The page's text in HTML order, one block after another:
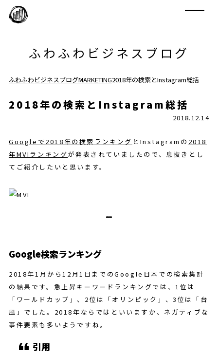
ふわふわビジネスブログ
ふわふわビジネスブログMARKETING2018年の検索とInstagram総括
2018年の検索とInstagram総括
2018.12.14
Googleで2018年の検索ランキング とInstagramの 2018
年MVIランキングが発表されていましたので、息抜きとし
てご紹介したいと思います。
Google検索ランキング
2018年1月から12月1日までのGoogle日本での検索集計
の結果です。急上昇キーワードランキングでは、1位は
「ワールドカップ」、2位は「オリンピック」、3位は「台
風」でした。2018年ならではといいますか、ネガティブな
事件要素も多いようですね。